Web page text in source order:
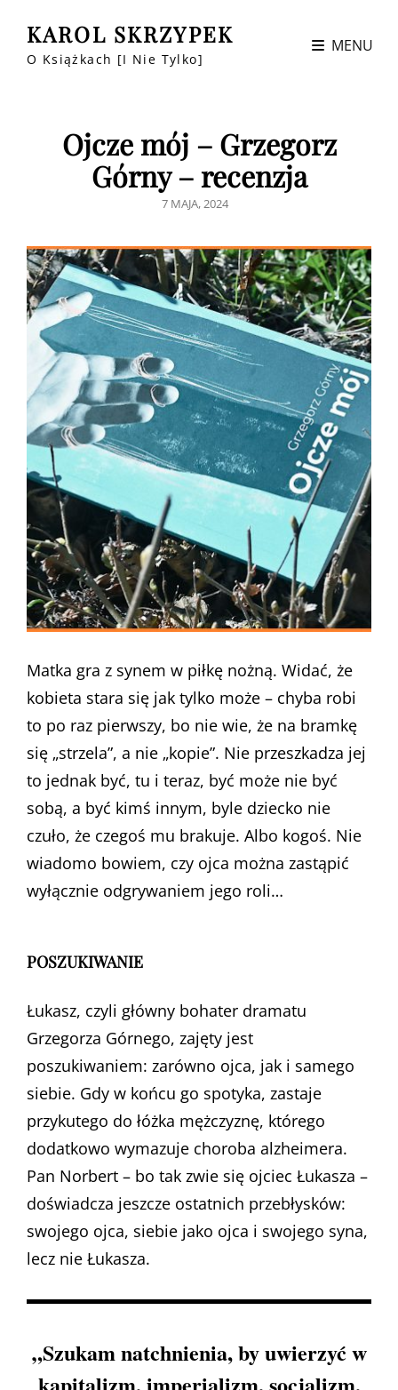
KAROL SKRZYPEK
O Książkach [i Nie Tylko]
MENU
Ojcze mój – Grzegorz
Górny – recenzja
POSTED
7 MAJA, 2024
Matka gra z synem w piłkę nożną. Widać, że
kobieta stara się jak tylko może – chyba robi
to po raz pierwszy, bo nie wie, że na bramkę
się „strzela”, a nie „kopie”. Nie przeszkadza jej
to jednak być, tu i teraz, być może nie być
sobą, a być kimś innym, byle dziecko nie
czuło, że czegoś mu brakuje. Albo kogoś. Nie
wiadomo bowiem, czy ojca można zastąpić
wyłącznie odgrywaniem jego roli…
POSZUKIWANIE
Łukasz, czyli główny bohater dramatu
Grzegorza Górnego, zajęty jest
poszukiwaniem: zarówno ojca, jak i samego
siebie. Gdy w końcu go spotyka, zastaje
przykutego do łóżka mężczyznę, którego
dodatkowo wymazuje choroba alzheimera.
Pan Norbert – bo tak zwie się ojciec Łukasza –
doświadcza jeszcze ostatnich przebłysków:
swojego ojca, siebie jako ojca i swojego syna,
lecz nie Łukasza.
„Szukam natchnienia, by uwierzyć w